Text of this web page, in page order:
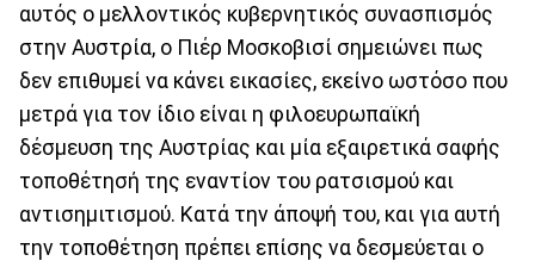
αυτός ο μελλοντικός κυβερνητικός συνασπισμός
στην Αυστρία, ο Πιέρ Μοσκοβισί σημειώνει πως
δεν επιθυμεί να κάνει εικασίες, εκείνο ωστόσο που
μετρά για τον ίδιο είναι η φιλοευρωπαϊκή
δέσμευση της Αυστρίας και μία εξαιρετικά σαφής
τοποθέτησή της εναντίον του ρατσισμού και
αντισημιτισμού. Κατά την άποψή του, και για αυτή
την τοποθέτηση πρέπει επίσης να δεσμεύεται ο